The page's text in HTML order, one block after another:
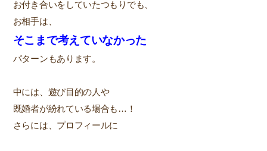
お付き合いをしていたつもりでも、
お相手は、
そこまで考えていなかった
パターンもあります。
中には、遊び目的の人や
既婚者が紛れている場合も…！
さらには、プロフィールに